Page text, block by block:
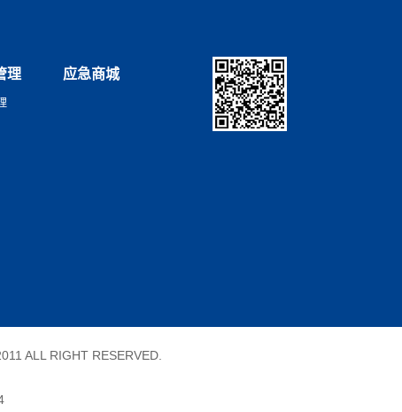
理 应急商城
ALL RIGHT RESERVED.